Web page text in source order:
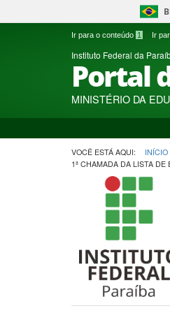
Ir para o conteúdo 1 Ir
Instituto Federal da
Portal
MINISTÉRIO DA
VOCÊ ESTÁ AQUI: INÍCIO
1ª CHAMADA DA LISTA